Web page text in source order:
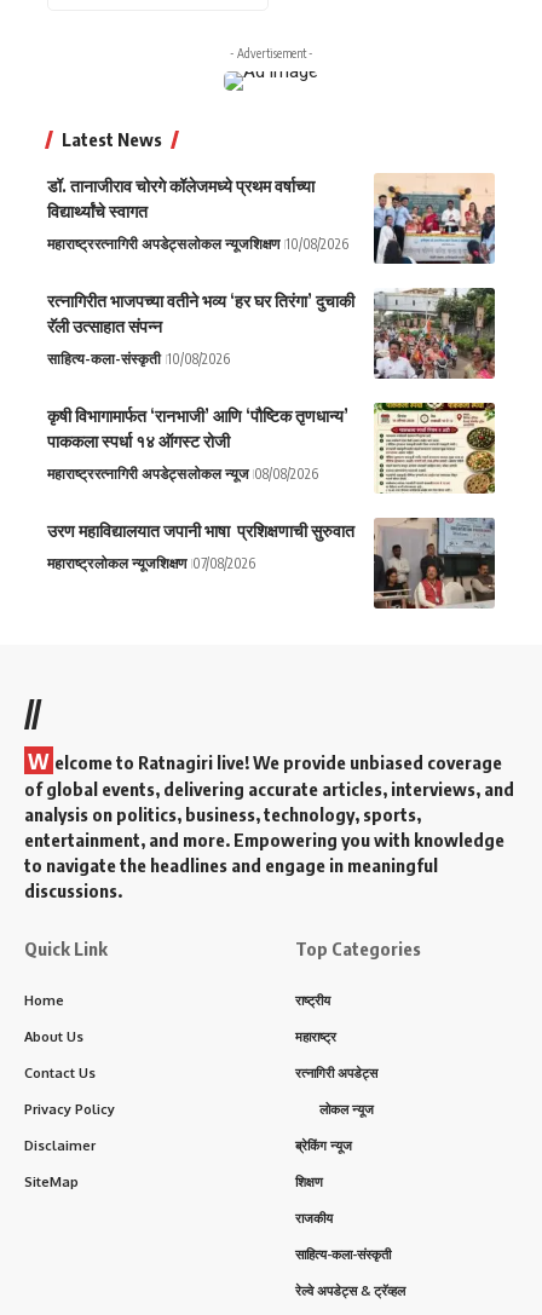
- Advertisement -
Latest News
डॉ. तानाजीराव चोरगे कॉलेजमध्ये प्रथम वर्षाच्या
विद्यार्थ्यांचे स्वागत
महाराष्ट्ररत्नागिरी अपडेट्सलोकल न्यूजशिक्षण 10/08/2026
रत्नागिरीत भाजपच्या वतीने भव्य ‘हर घर तिरंगा’ दुचाकी
रॅली उत्साहात संपन्न
साहित्य-कला-संस्कृती 10/08/2026
कृषी विभागामार्फत ‘रानभाजी’ आणि ‘पौष्टिक तृणधान्य’
पाककला स्पर्धा १४ ऑगस्ट रोजी
महाराष्ट्ररत्नागिरी अपडेट्सलोकल न्यूज 08/08/2026
उरण महाविद्यालयात जपानी भाषा प्रशिक्षणाची सुरुवात
महाराष्ट्रलोकल न्यूजशिक्षण 07/08/2026
//
W elcome to Ratnagiri live! We provide unbiased coverage
of global events, delivering accurate articles, interviews, and
analysis on politics, business, technology, sports,
entertainment, and more. Empowering you with knowledge
to navigate the headlines and engage in meaningful
discussions.
Quick Link
Home
About Us
Contact Us
Privacy Policy
Disclaimer
SiteMap
Top Categories
राष्ट्रीय
महाराष्ट्र
रत्नागिरी अपडेट्स
लोकल न्यूज
ब्रेकिंग न्यूज
शिक्षण
राजकीय
साहित्य-कला-संस्कृती
रेल्वे अपडेट्स & ट्रॅव्हल